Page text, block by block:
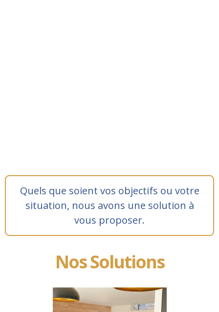
Quels que soient vos objectifs ou votre
situation, nous avons une solution à
vous proposer.
Nos Solutions